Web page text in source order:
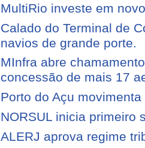
MultiRio investe em
Calado do Terminal de
navios de grande porte.
MInfra abre
concessão de mais 17
Porto do Açu
NORSUL inicia primeiro
ALERJ aprova regime